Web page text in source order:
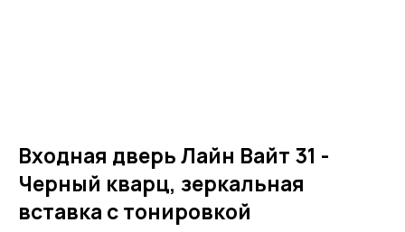
Входная дверь Лайн Вайт 31 -
Черный кварц, зеркальная
вставка с тонировкой